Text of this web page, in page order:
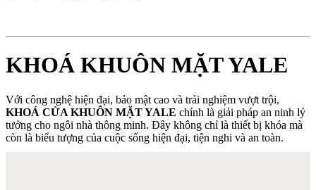
KHOÁ KHUÔN MẶT YALE
Với công nghệ hiện đại, bảo mật cao và trải nghiệm vượt trội,
KHOÁ CỬA KHUÔN MẶT YALE chính là giải pháp an ninh lý
tưởng cho ngôi nhà thông minh. Đây không chỉ là thiết bị khóa mà
còn là biểu tượng của cuộc sống hiện đại, tiện nghi và an toàn.